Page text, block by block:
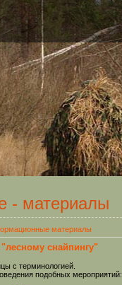
- материалы
материалы
снайпингу"
с терминологией.
подобных мероприятий: